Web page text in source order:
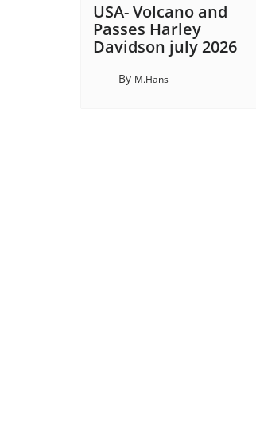
USA- Volcano and
Passes Harley
Davidson july 2026
By M.Hans